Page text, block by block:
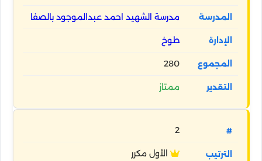
مدرسة الشهيد احمد عبدالموجود بالصفا
طوخ
280
ممتاز
2
الأول مكرر